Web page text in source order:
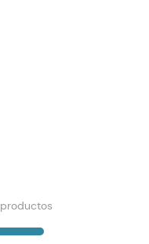
productos